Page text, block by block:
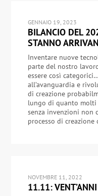
GENNAIO 19, 2023
BILANCIO DEL
STANNO
Inventare nuove
parte del nostro
essere così
all’avanguardia e
di creazione
lungo di quanto molti
senza invenzioni non
processo di creazione
NOVEMBRE 11, 2022
11.11: